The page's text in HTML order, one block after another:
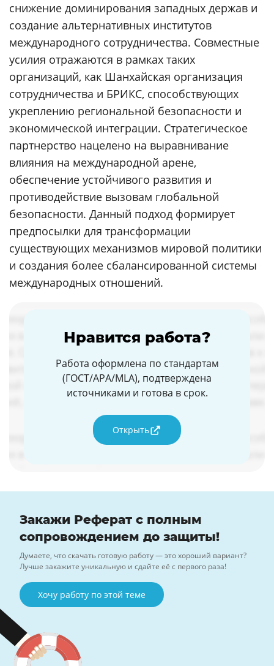
снижение доминирования западных держав и
создание альтернативных институтов
международного сотрудничества. Совместные
усилия отражаются в рамках таких
организаций, как Шанхайская организация
сотрудничества и БРИКС, способствующих
укреплению региональной безопасности и
экономической интеграции. Стратегическое
партнерство нацелено на выравнивание
влияния на международной арене,
обеспечение устойчивого развития и
противодействие вызовам глобальной
безопасности. Данный подход формирует
предпосылки для трансформации
существующих механизмов мировой политики
и создания более сбалансированной системы
международных отношений.
Нравится работа?
Работа оформлена по стандартам
(ГОСТ/APA/MLA), подтверждена
источниками и готова в срок.
Открыть
Закажи Реферат с полным
сопровождением до защиты!
Думаете, что скачать готовую работу — это хороший вариант?
Лучше закажите уникальную и сдайте её с первого раза!
Хочу работу по этой теме